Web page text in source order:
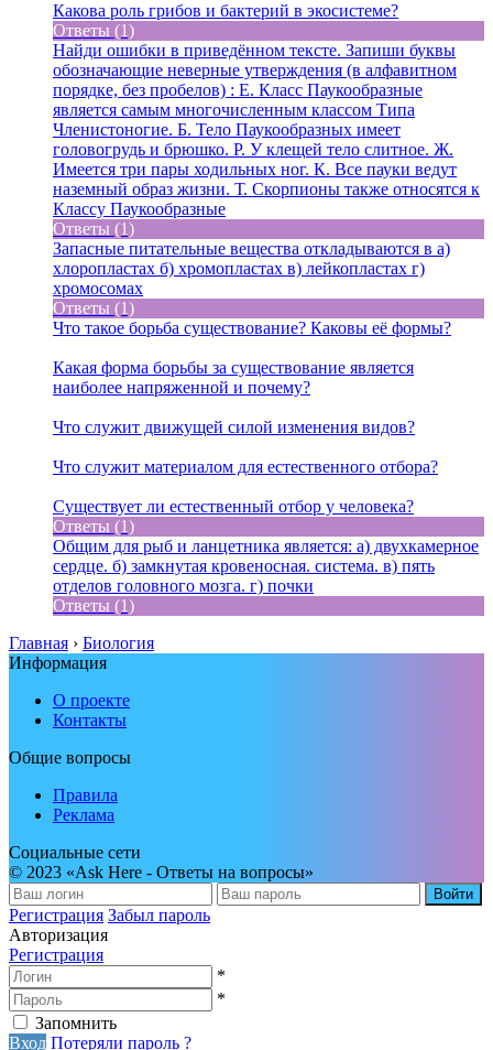
Какова роль грибов и бактерий в экосистеме?
Ответы (1)
Найди ошибки в приведённом тексте. Запиши буквы
обозначающие неверные утверждения (в алфавитном
порядке, без пробелов) : Е. Класс Паукообразные
является самым многочисленным классом Типа
Членистоногие. Б. Тело Паукообразных имеет
головогрудь и брюшко. Р. У клещей тело слитное. Ж.
Имеется три пары ходильных ног. К. Все пауки ведут
наземный образ жизни. Т. Скорпионы также относятся к
Классу Паукообразные
Ответы (1)
Запасные питательные вещества откладываются в а)
хлоропластах б) хромопластах в) лейкопластах г)
хромосомах
Ответы (1)
Что такое борьба существование? Каковы её формы?
Какая форма борьбы за существование является
наиболее напряженной и почему?
Что служит движущей силой изменения видов?
Что служит материалом для естественного отбора?
Существует ли естественный отбор у человека?
Ответы (1)
Общим для рыб и ланцетника является: а) двухкамерное
сердце. б) замкнутая кровеносная. система. в) пять
отделов головного мозга. г) почки
Ответы (1)
Главная › Биология
Информация
О проекте
Контакты
Общие вопросы
Правила
Реклама
Социальные сети
© 2023 «Ask Here - Ответы на вопросы»
Войти
Регистрация Забыл пароль
Авторизация
Регистрация
*
*
Запомнить
Вход Потеряли пароль ?